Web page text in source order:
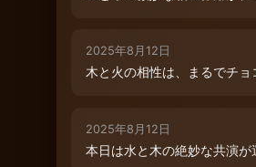
2025年8月12日
木と火の相性は、まるでチ
2025年8月12日
本日は水と木の絶妙な共演